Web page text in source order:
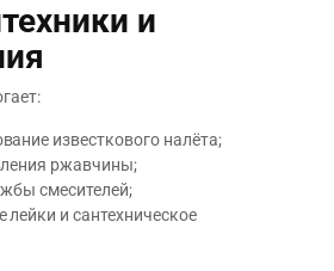
и
известкового налёта;
ржавчины;
смесителей;
и сантехническое